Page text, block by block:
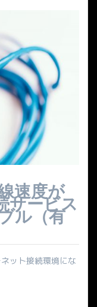
速度が
サービス
ル（有
ット接続環境にな